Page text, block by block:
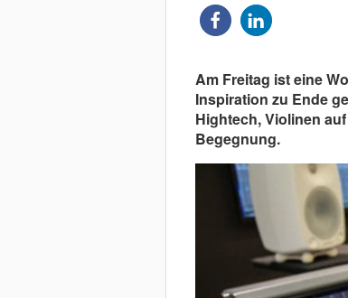
Am Freitag ist eine
Inspiration zu Ende
Hightech, Violinen
Begegnung.